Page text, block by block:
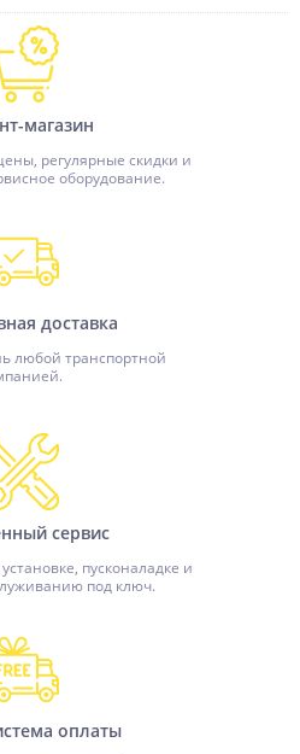
магазин
регулярные скидки и
оборудование.
доставка
любой транспортной
сервис
пусконаладке и
под ключ.
оплаты